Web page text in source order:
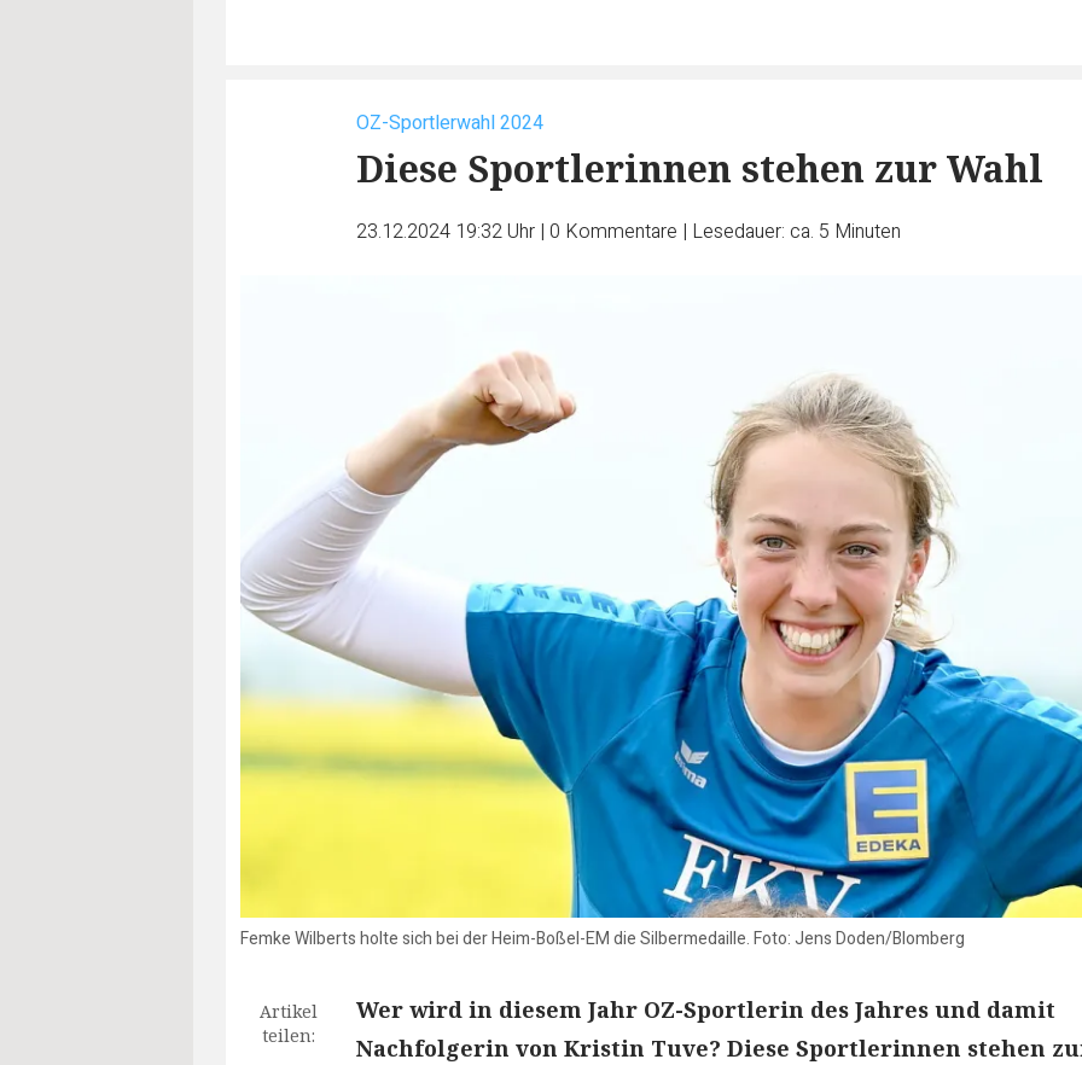
OZ-Sportlerwahl 2024
Diese Sportlerinnen stehen zur Wahl
23.12.2024 19:32 Uhr | 0 Kommentare | Lesedauer: ca. 5 Minuten
Femke Wilberts holte sich bei der Heim-Boßel-EM die Silbermedaille. Foto: Jens Doden/Blomberg
Artikel
teilen:
Wer wird in diesem Jahr OZ-Sportlerin des Jahres und damit
Nachfolgerin von Kristin Tuve? Diese Sportlerinnen stehen